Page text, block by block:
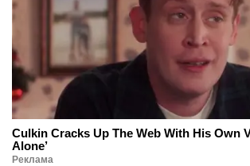
Culkin Cracks Up The Web With His Own
Alone’
Реклама